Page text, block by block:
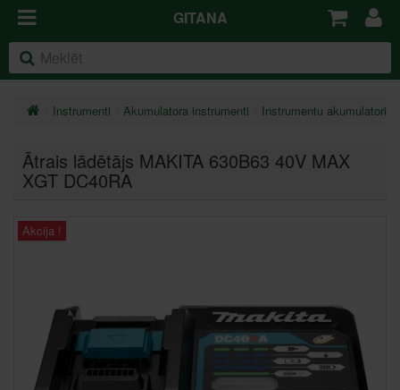
GITANA
Instrumenti Akumulatora instrumenti Instrumentu akumulatori
Ātrais lādētājs MAKITA 630B63 40V MAX
XGT DC40RA
Akcija !